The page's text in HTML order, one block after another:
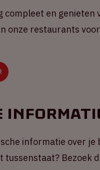
en genieten
onze restaurants
informatie over je
tussenstaat? Bezoek